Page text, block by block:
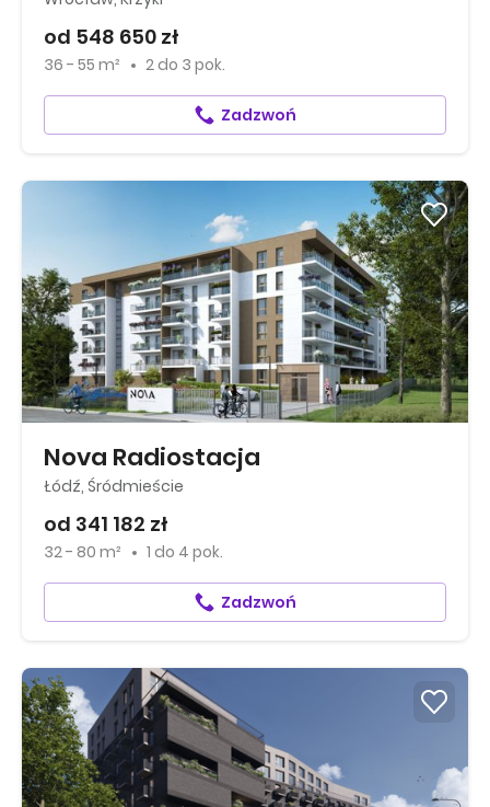
od 548 650 zł
36 - 55 m² 2 do 3 pok.
Zadzwoń
Nova Radiostacja
Łódź, Śródmieście
od 341 182 zł
32 - 80 m² 1 do 4 pok.
Zadzwoń